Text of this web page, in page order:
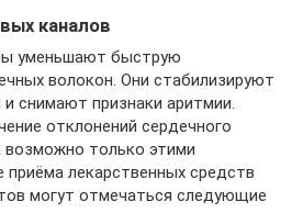
каналов
уменьшают быструю
волокон. Они стабилизируют
снимают признаки аритмии.
отклонений сердечного
возможно только этими
лекарственных средств
могут отмечаться следующие